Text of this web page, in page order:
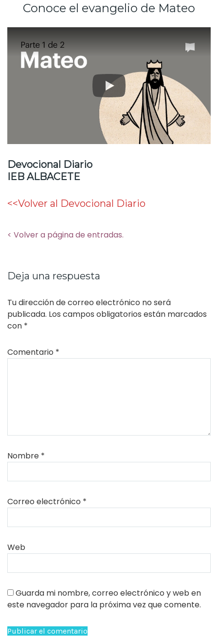
Conoce el evangelio de Mateo
Devocional Diario
IEB ALBACETE
<<Volver al Devocional Diario
< Volver a página de entradas.
Deja una respuesta
Tu dirección de correo electrónico no será
publicada. Los campos obligatorios están marcados
con *
Comentario *
Nombre *
Correo electrónico *
Web
Guarda mi nombre, correo electrónico y web en
este navegador para la próxima vez que comente.